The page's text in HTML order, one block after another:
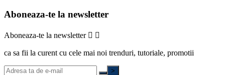
Aboneaza-te la newsletter
Aboneaza-te la newsletter  
ca sa fii la curent cu cele mai noi trenduri, tutoriale, promotii
>